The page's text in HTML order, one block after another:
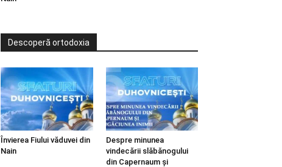
Descoperă ortodoxia
Învierea Fiului văduvei din
Nain
Despre minunea
vindecării slăbănogului
din Capernaum și